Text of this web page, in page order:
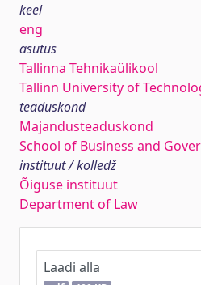
keel
eng
asutus
Tallinna Tehnikaülikool
Tallinn University of
teaduskond
Majandusteaduskond
School of Business and
instituut / kolledž
Õiguse instituut
Department of Law
Laadi alla